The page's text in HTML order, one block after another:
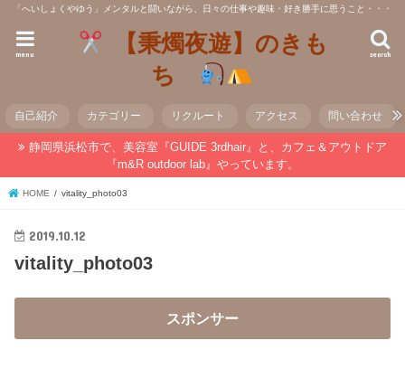
「へいしょくやゆう」メンタルと闘いながら、日々の仕事や趣味・好き勝手に思うこと・・・
【秉燭夜遊】のきも
ち
search
menu
自己紹介 カテゴリー リクルート アクセス 問い合わせ
静岡県浜松市で、美容室『GUIDE 3rdhair』と、カフェ＆アウトドア
『m&R outdoor lab』やっています。
HOME vitality_photo03
2019.10.12
vitality_photo03
スポンサー